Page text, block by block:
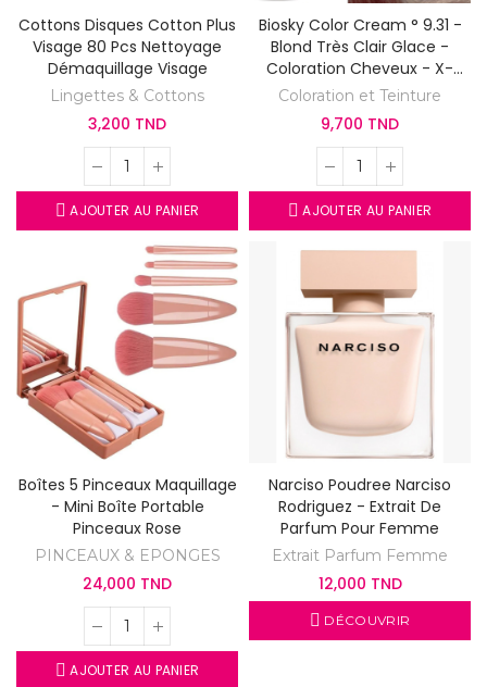
Cottons Disques Cotton Plus
Visage 80 Pcs Nettoyage
Démaquillage Visage
Lingettes & Cottons
3,200 TND
AJOUTER AU PANIER
Biosky Color Cream ° 9.31 -
Blond Très Clair Glace -
Coloration Cheveux - X-
Perience
Coloration et Teinture
9,700 TND
AJOUTER AU PANIER
Boîtes 5 Pinceaux Maquillage
- Mini Boîte Portable
Pinceaux Rose
PINCEAUX & EPONGES
24,000 TND
AJOUTER AU PANIER
Narciso Poudree Narciso
Rodriguez - Extrait De
Parfum Pour Femme
Extrait Parfum Femme
12,000 TND
DÉCOUVRIR